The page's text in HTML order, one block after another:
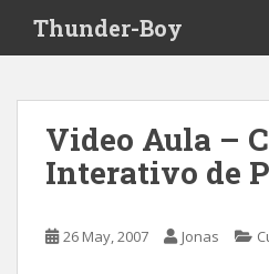
i
Thunder-Boy
Video Aula –
Interativo de
26 May, 2007 Jonas